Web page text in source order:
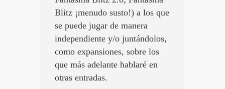
Blitz ¡menudo susto!) a los que
se puede jugar de manera
independiente y/o juntándolos,
como expansiones, sobre los
que más adelante hablaré en
otras entradas.